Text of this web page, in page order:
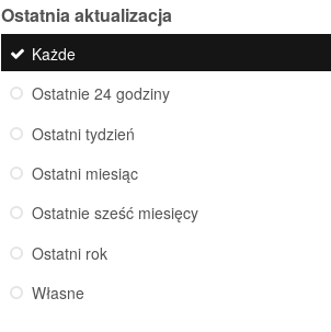
Ostatnia aktualizacja
Każde
Ostatnie 24 godziny
Ostatni tydzień
Ostatni miesiąc
Ostatnie sześć miesięcy
Ostatni rok
Własne